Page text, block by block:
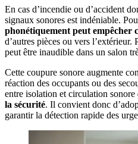
En cas d’incendie ou d’accident
signaux sonores est indéniable.
phonétiquement peut empêcher
d’autres pièces ou vers
peut être inaudible dans un salon
Cette coupure sonore augmente
réaction des occupants ou des
entre isolation et circulation sonore
la sécurité. Il convient donc
garantir la détection rapide des